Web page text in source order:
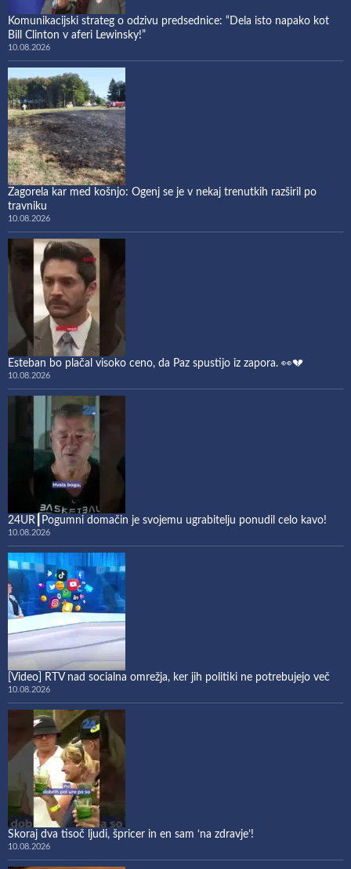
Komunikacijski strateg o odzivu predsednice: “Dela isto napako kot
Bill Clinton v aferi Lewinsky!”
10.08.2026
Zagorela kar med košnjo: Ogenj se je v nekaj trenutkih razširil po
travniku
10.08.2026
Esteban bo plačal visoko ceno, da Paz spustijo iz zapora. 👀💔
10.08.2026
24UR┃Pogumni domačin je svojemu ugrabitelju ponudil celo kavo!
10.08.2026
[Video] RTV nad socialna omrežja, ker jih politiki ne potrebujejo več
10.08.2026
Skoraj dva tisoč ljudi, špricer in en sam ‘na zdravje’!
10.08.2026